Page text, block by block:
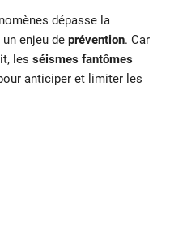
dépasse la
enjeu de prévention. Car
les séismes fantômes
anticiper et limiter les